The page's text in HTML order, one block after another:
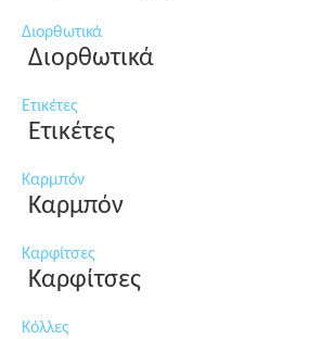
Διορθωτικά
Διορθωτικά
Ετικέτες
Ετικέτες
Καρμπόν
Καρμπόν
Καρφίτσες
Καρφίτσες
Κόλλες